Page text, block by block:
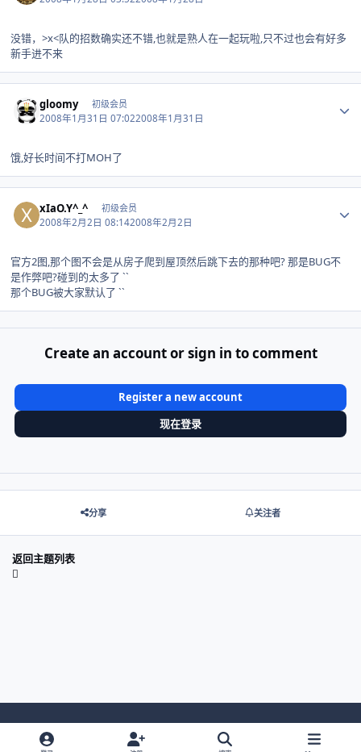
没错，>x<队的招数确实还不错,也就是熟人在一起玩啦,只不过也会有好多
新手进不来
gloomy 初级会员
2008年1月31日 07:022008年1月31日
饿,好长时间不打MOH了
xIaO.Y^_^ 初级会员
2008年2月2日 08:142008年2月2日
官方2图,那个图不会是从房子爬到屋顶然后跳下去的那种吧? 那是BUG不
是作弊吧?碰到的太多了 ``
那个BUG被大家默认了 ``
Create an account or sign in to comment
Register a new account
现在登录
分享 关注者
返回主题列表
Light ModeDark ModeSystem Preference